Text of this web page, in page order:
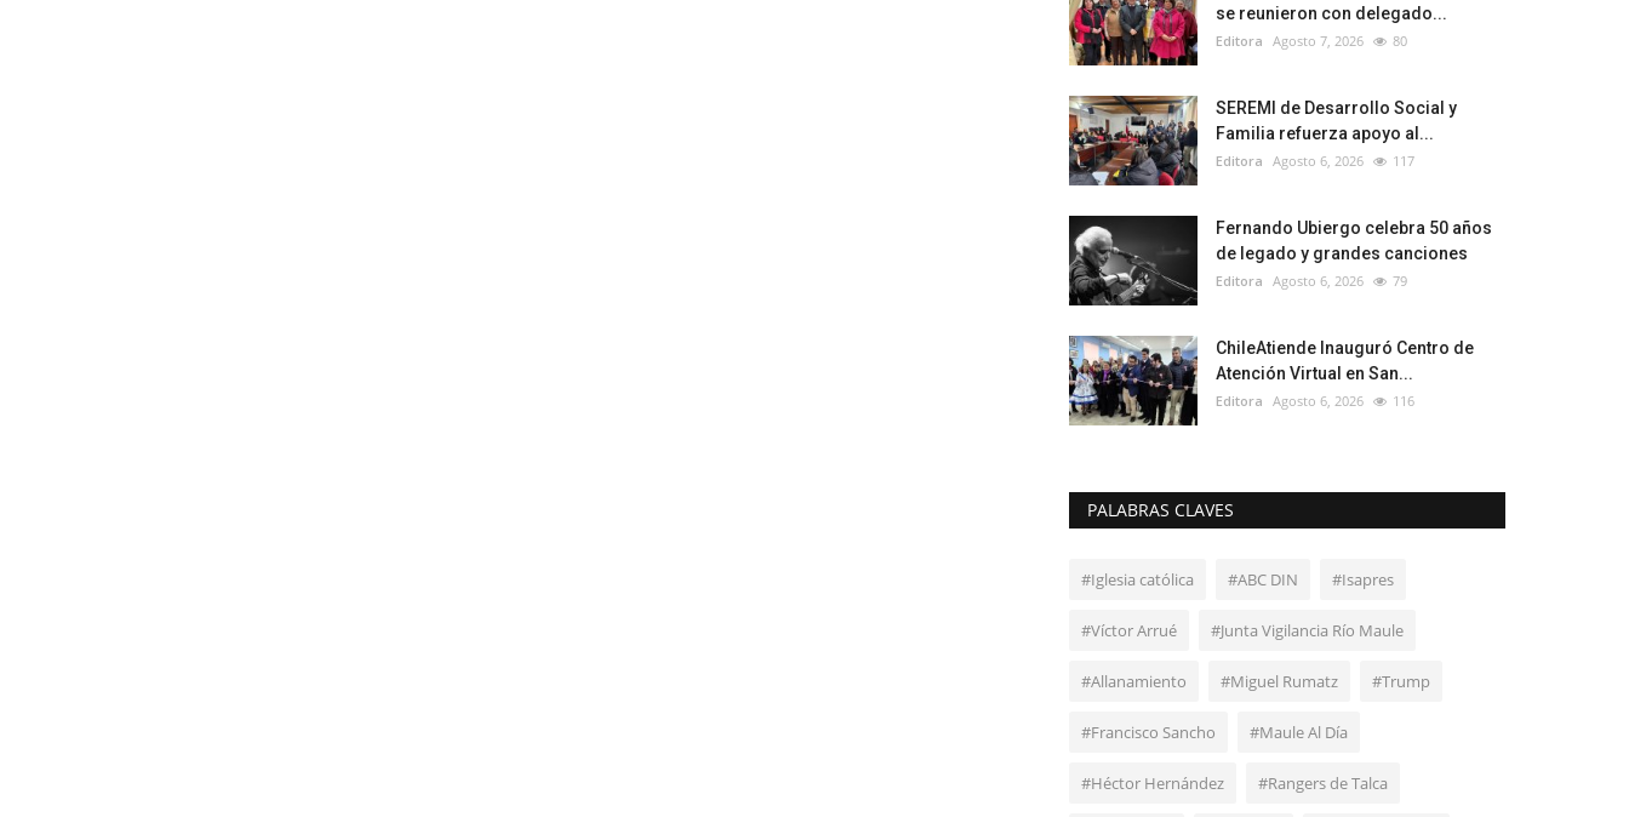
se reunieron con delegado...
Editora Agosto 7, 2026 80
SEREMI de Desarrollo Social y
Familia refuerza apoyo al...
Editora Agosto 6, 2026 117
Fernando Ubiergo celebra 50 años
de legado y grandes canciones
Editora Agosto 6, 2026 79
ChileAtiende Inauguró Centro de
Atención Virtual en San...
Editora Agosto 6, 2026 116
PALABRAS CLAVES
#Iglesia católica #ABC DIN #Isapres
#Víctor Arrué #Junta Vigilancia Río Maule
#Allanamiento #Miguel Rumatz #Trump
#Francisco Sancho #Maule Al Día
#Héctor Hernández #Rangers de Talca